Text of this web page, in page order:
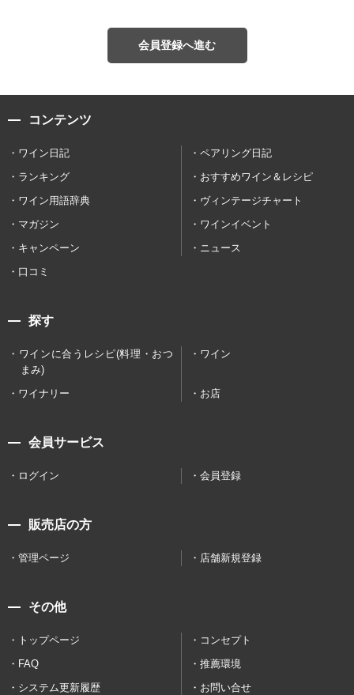
会員登録へ進む
コンテンツ
ワイン日記
ペアリング日記
ランキング
おすすめワイン＆レシピ
ワイン用語辞典
ヴィンテージチャート
マガジン
ワインイベント
キャンペーン
ニュース
口コミ
探す
ワインに合うレシピ(料理・おつ
まみ)
ワイン
ワイナリー お店
会員サービス
ログイン 会員登録
販売店の方
管理ページ 店舗新規登録
その他
トップページ
コンセプト
FAQ
推薦環境
システム更新履歴
お問い合せ